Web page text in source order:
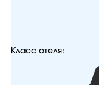
Класс отеля: